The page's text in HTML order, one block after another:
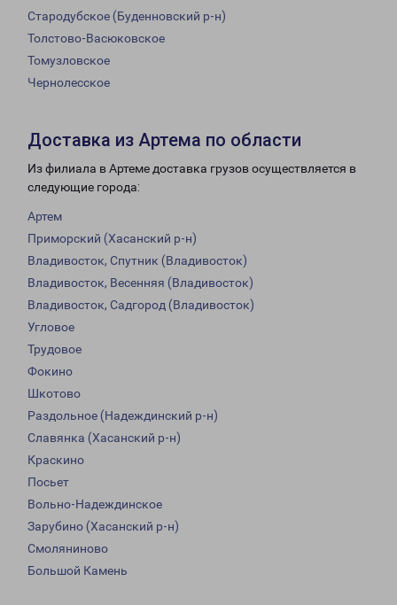
Стародубское (Буденновский р-н)
Толстово-Васюковское
Томузловское
Чернолесское
Доставка из Артема по области
Из филиала в Артеме доставка грузов осуществляется в
следующие города:
Артем
Приморский (Хасанский р-н)
Владивосток, Спутник (Владивосток)
Владивосток, Весенняя (Владивосток)
Владивосток, Садгород (Владивосток)
Угловое
Трудовое
Фокино
Шкотово
Раздольное (Надеждинский р-н)
Славянка (Хасанский р-н)
Краскино
Посьет
Вольно-Надеждинское
Зарубино (Хасанский р-н)
Смоляниново
Большой Камень